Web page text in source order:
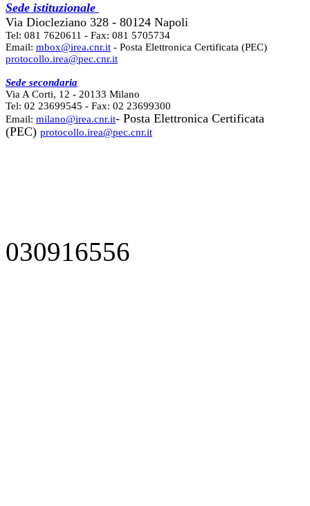
Sede istituzionale
Via Diocleziano 328 - 80124 Napoli
Tel: 081 7620611 - Fax: 081 5705734
Email: mbox@irea.cnr.it - Posta Elettronica Certificata (PEC)
protocollo.irea@pec.cnr.it
Sede secondaria
Via A Corti, 12 - 20133 Milano
Tel: 02 23699545 - Fax: 02 23699300
Email: milano@irea.cnr.it- Posta Elettronica Certificata
(PEC) protocollo.irea@pec.cnr.it
030916556